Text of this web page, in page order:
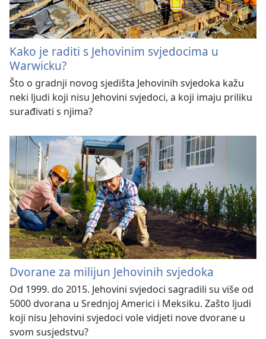
Kako je raditi s Jehovinim svjedocima u
Warwicku?
Što o gradnji novog sjedišta Jehovinih svjedoka kažu
neki ljudi koji nisu Jehovini svjedoci, a koji imaju priliku
surađivati s njima?
Dvorane za milijun Jehovinih svjedoka
Od 1999. do 2015. Jehovini svjedoci sagradili su više od
5000 dvorana u Srednjoj Americi i Meksiku. Zašto ljudi
koji nisu Jehovini svjedoci vole vidjeti nove dvorane u
svom susjedstvu?